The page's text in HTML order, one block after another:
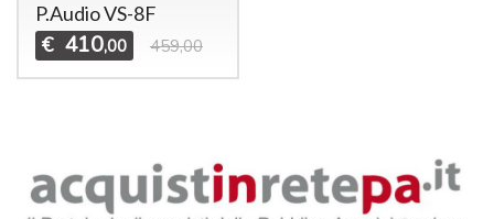
P.Audio VS-8F
€ 410,00 459,00